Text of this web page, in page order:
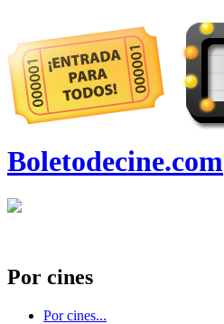
Boletodecine.com
Por cines
Por cines...